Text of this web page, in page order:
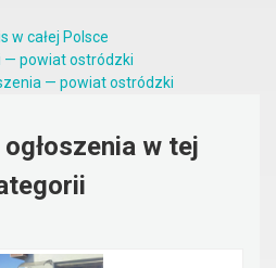
w całej Polsce
— powiat ostródzki
— powiat ostródzki
w tej